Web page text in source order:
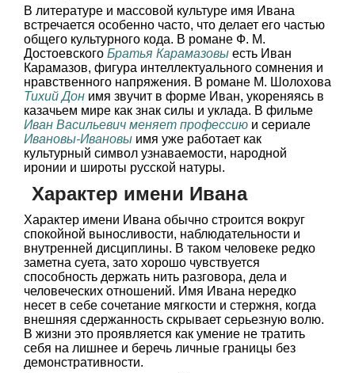
В литературе и массовой культуре имя Ивана
встречается особенно часто, что делает его частью
общего культурного кода. В романе Ф. М.
Достоевского Братья Карамазовы есть Иван
Карамазов, фигура интеллектуального сомнения и
нравственного напряжения. В романе М. Шолохова
Тихий Дон имя звучит в форме Иван, укореняясь в
казачьем мире как знак силы и уклада. В фильме
Иван Васильевич меняет профессию и сериале
Ивановы-Ивановы имя уже работает как
культурный символ узнаваемости, народной
иронии и широты русской натуры.
Характер имени Ивана
Характер имени Ивана обычно строится вокруг
спокойной выносливости, наблюдательности и
внутренней дисциплины. В таком человеке редко
заметна суета, зато хорошо чувствуется
способность держать нить разговора, дела и
человеческих отношений. Имя Ивана нередко
несет в себе сочетание мягкости и стержня, когда
внешняя сдержанность скрывает серьезную волю.
В жизни это проявляется как умение не тратить
себя на лишнее и беречь личные границы без
демонстративности.